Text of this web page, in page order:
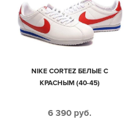
NIKE CORTEZ БЕЛЫЕ С
КРАСНЫМ (40-45)
6 390 руб.